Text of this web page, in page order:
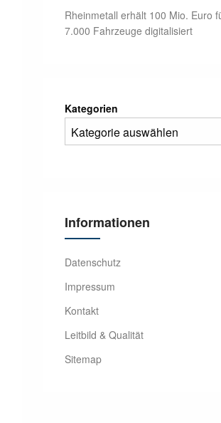
Rheinmetall erhält 100 Mio. Euro
7.000 Fahrzeuge digitalisiert
Kategorien
Informationen
Datenschutz
Impressum
Kontakt
Leitbild & Qualität
Sitemap